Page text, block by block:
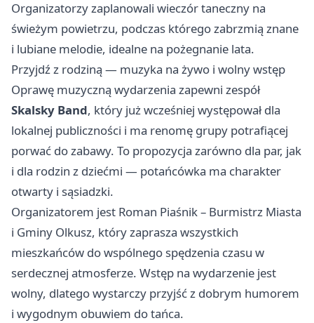
Organizatorzy zaplanowali wieczór taneczny na
świeżym powietrzu, podczas którego zabrzmią znane
i lubiane melodie, idealne na pożegnanie lata.
Przyjdź z rodziną — muzyka na żywo i wolny wstęp
Oprawę muzyczną wydarzenia zapewni zespół
Skalsky Band, który już wcześniej występował dla
lokalnej publiczności i ma renomę grupy potrafiącej
porwać do zabawy. To propozycja zarówno dla par, jak
i dla rodzin z dziećmi — potańcówka ma charakter
otwarty i sąsiadzki.
Organizatorem jest Roman Piaśnik – Burmistrz Miasta
i Gminy Olkusz, który zaprasza wszystkich
mieszkańców do wspólnego spędzenia czasu w
serdecznej atmosferze. Wstęp na wydarzenie jest
wolny, dlatego wystarczy przyjść z dobrym humorem
i wygodnym obuwiem do tańca.